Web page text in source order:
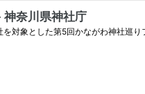
奈川県神社庁
象とした第5回かながわ神社巡